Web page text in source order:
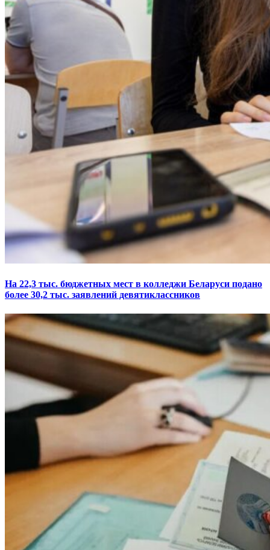
На 22,3 тыс. бюджетных мест в колледжи Беларуси подано
более 30,2 тыс. заявлений девятиклассников